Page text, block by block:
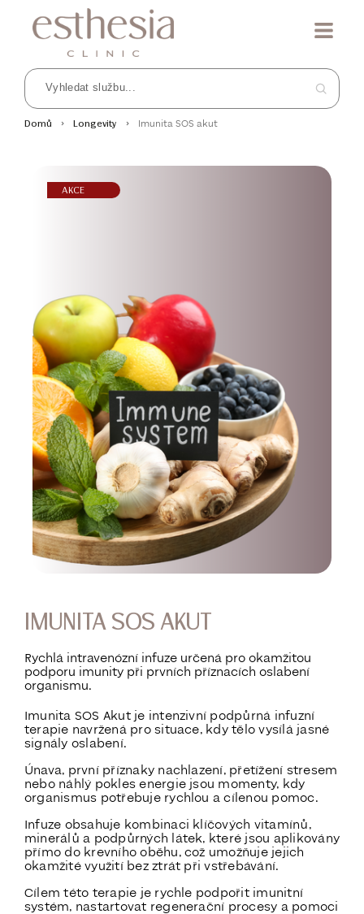
Domů Longevity Imunita SOS akut
AKCE
IMUNITA SOS AKUT
Rychlá intravenózní infuze určená pro okamžitou
podporu imunity při prvních příznacích oslabení
organismu.
Imunita SOS Akut je intenzivní podpůrná infuzní
terapie navržená pro situace, kdy tělo vysílá jasné
signály oslabení.
Únava, první příznaky nachlazení, přetížení stresem
nebo náhlý pokles energie jsou momenty, kdy
organismus potřebuje rychlou a cílenou pomoc.
Infuze obsahuje kombinaci klíčových vitamínů,
minerálů a podpůrných látek, které jsou aplikovány
přímo do krevního oběhu, což umožňuje jejich
okamžité využití bez ztrát při vstřebávání.
Cílem této terapie je rychle podpořit imunitní
systém, nastartovat regenerační procesy a pomoci